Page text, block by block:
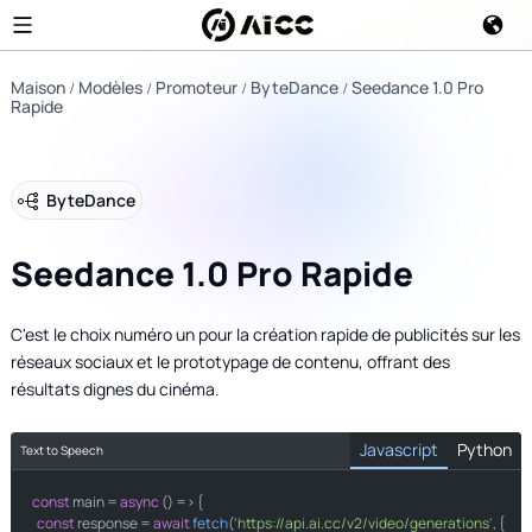
Maison Modèles Promoteur ByteDance Seedance 1.0 Pro
Rapide
ByteDance
Seedance 1.0 Pro Rapide
C'est le choix numéro un pour la création rapide de publicités sur les
réseaux sociaux et le prototypage de contenu, offrant des
résultats dignes du cinéma.
Text to Speech Javascript Python
const main = async () => {
const response = awaitfetch('https://api.ai.cc/v2/video/generations', {
import requests